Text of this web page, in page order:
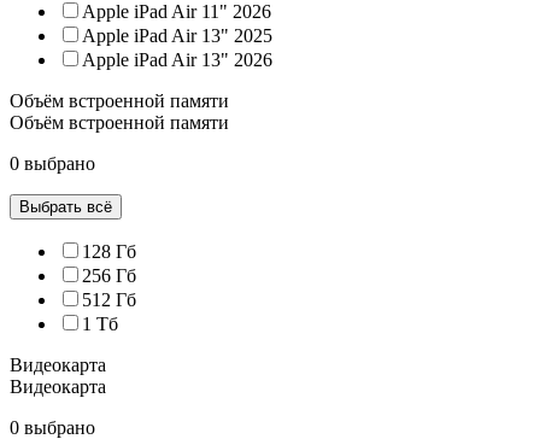
Apple iPad Air 11" 2026
Apple iPad Air 13" 2025
Apple iPad Air 13" 2026
Объём встроенной памяти
Объём встроенной памяти
0 выбрано
Выбрать всё
128 Гб
256 Гб
512 Гб
1 Тб
Видеокарта
Видеокарта
0 выбрано